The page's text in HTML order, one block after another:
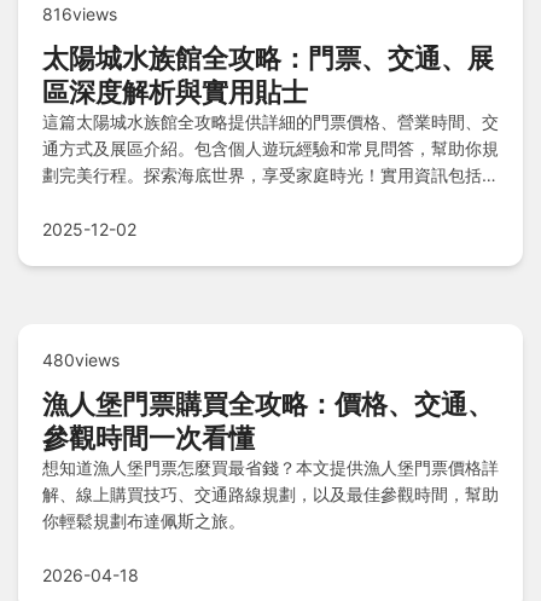
816views
太陽城水族館全攻略：門票、交通、展
區深度解析與實用貼士
這篇太陽城水族館全攻略提供詳細的門票價格、營業時間、交
通方式及展區介紹。包含個人遊玩經驗和常見問答，幫助你規
劃完美行程。探索海底世界，享受家庭時光！實用資訊包括地
2025-12-02
480views
漁人堡門票購買全攻略：價格、交通、
參觀時間一次看懂
想知道漁人堡門票怎麼買最省錢？本文提供漁人堡門票價格詳
解、線上購買技巧、交通路線規劃，以及最佳參觀時間，幫助
你輕鬆規劃布達佩斯之旅。
2026-04-18